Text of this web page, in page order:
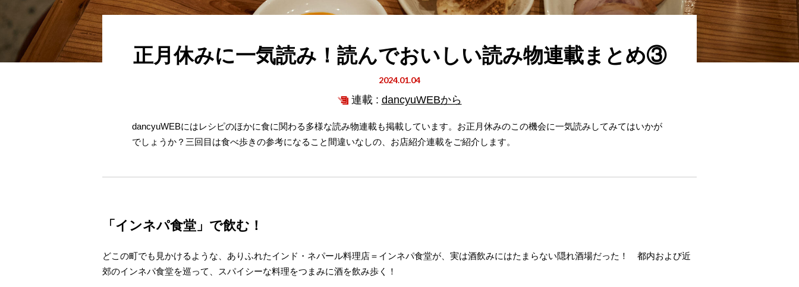
正月休みに一気読み！読んでおいしい読み物連載まとめ③
2024.01.04
連載 : dancyuWEBから
dancyuWEBにはレシピのほかに食に関わる多様な読み物連載も掲載しています。お正月休みのこの機会に一気読みしてみてはいかが
でしょうか？三回目は食べ歩きの参考になること間違いなしの、お店紹介連載をご紹介します。
「インネパ食堂」で飲む！
どこの町でも見かけるような、ありふれたインド・ネパール料理店＝インネパ食堂が、実は酒飲みにはたまらない隠れ酒場だった！ 都内および近
郊のインネパ食堂を巡って、スパイシーな料理をつまみに酒を飲み歩く！